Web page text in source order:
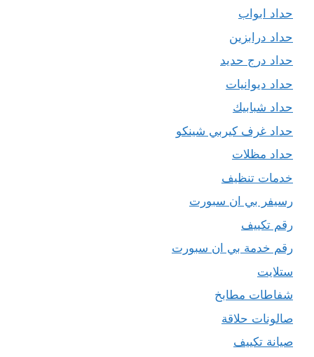
حداد ابواب
حداد درابزين
حداد درج حديد
حداد ديوانيات
حداد شبابيك
حداد غرف كيربي شينكو
حداد مظلات
خدمات تنظيف
رسيفر بي ان سبورت
رقم تكييف
رقم خدمة بي ان سبورت
ستلايت
شفاطات مطابخ
صالونات حلاقة
صيانة تكييف